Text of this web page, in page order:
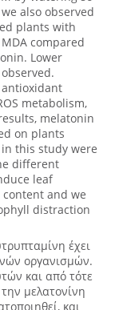
also observed
plants with
compared
Lower
metabolism,
melatonin
on plants
this study were
different
leaf
and we
distraction
έχει
οργανισμών.
και από τότε
μελατονίνη
και